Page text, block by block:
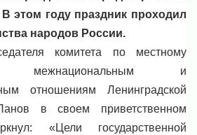
В этом году праздник проходил
народов России.
комитета по местному
межнациональным и
отношениям Ленинградской
в своем приветственном
«Цели государственной